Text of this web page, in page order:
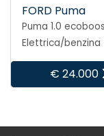
FORD Puma
€ 24.000